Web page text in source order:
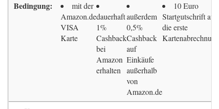
mit der
Amazon.de
VISA
Karte
dauerhaft
1%
Cashback
bei
Amazon
erhalten
außerdem
0,5%
Cashback
auf
Einkäufe
außerhalb
von
Amazon.de
10 Euro
Startgutschrift auf
die erste
Kartenabrechnung